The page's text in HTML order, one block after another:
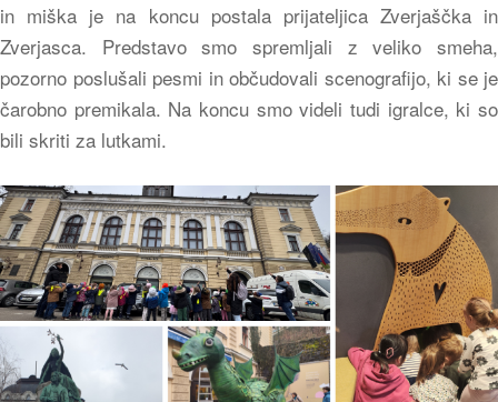
in miška je na koncu postala prijateljica Zverjaščka in
Zverjasca. Predstavo smo spremljali z veliko smeha,
pozorno poslušali pesmi in občudovali scenografijo, ki se je
čarobno premikala. Na koncu smo videli tudi igralce, ki so
bili skriti za lutkami.